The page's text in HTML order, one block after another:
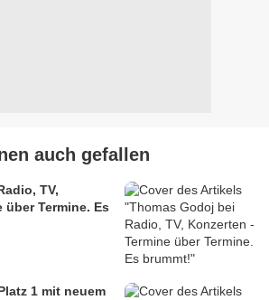
auch gefallen
TV,
über Termine. Es
1 mit neuem